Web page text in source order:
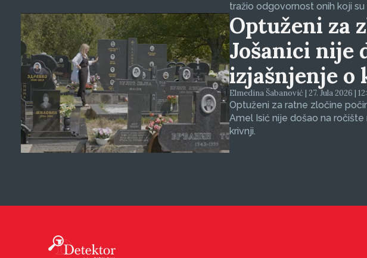
tražio odgovornost onih koji su
Optuženi za
Jošanici nije
izjašnjenje
Elmedina Šabanović | 27. Jula 2026 |
Optuženi za ratne zločine
Amel Isić nije došao na
krivnji.